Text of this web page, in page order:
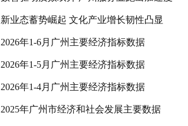
新业态蓄势崛起 文化产业增长韧性凸显
2026年1-6月广州主要经济指标数据
2026年1-5月广州主要经济指标数据
2026年1-4月广州主要经济指标数据
2025年广州市经济和社会发展主要数据